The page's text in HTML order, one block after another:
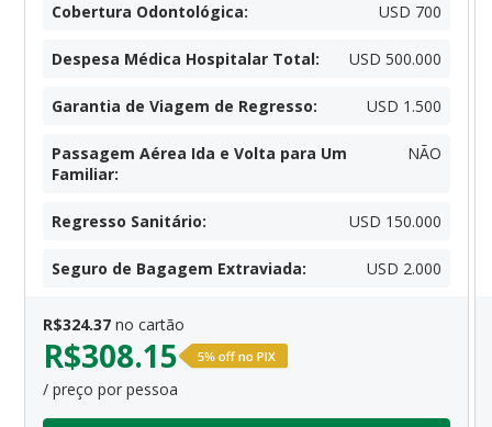
Cobertura Odontológica: USD 700
Despesa Médica Hospitalar Total: USD 500.000
Garantia de Viagem de Regresso: USD 1.500
Passagem Aérea Ida e Volta para Um
Familiar:
NÃO
Regresso Sanitário: USD 150.000
Seguro de Bagagem Extraviada: USD 2.000
R$324.37 no cartão
R$308.15
/ preço por pessoa